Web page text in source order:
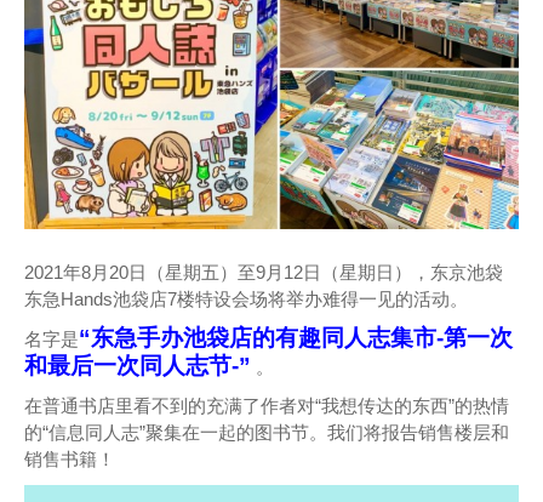
2021年8月20日（星期五）至9月12日（星期日），东京池袋
东急Hands池袋店7楼特设会场将举办难得一见的活动。
名字是“东急手办池袋店的有趣同人志集市-第一次
和最后一次同人志节-” 。
在普通书店里看不到的充满了作者对“我想传达的东西”的热情
的“信息同人志”聚集在一起的图书节。我们将报告销售楼层和
销售书籍！